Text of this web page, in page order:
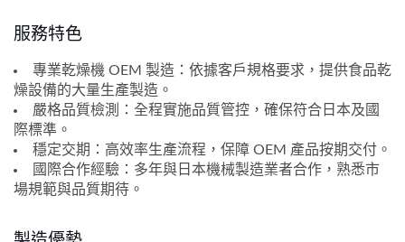
服務特色
專業乾燥機 OEM 製造：依據客戶規格要求，提供食品乾
燥設備的大量生產製造。
嚴格品質檢測：全程實施品質管控，確保符合日本及國
際標準。
穩定交期：高效率生產流程，保障 OEM 產品按期交付。
國際合作經驗：多年與日本機械製造業者合作，熟悉市
場規範與品質期待。